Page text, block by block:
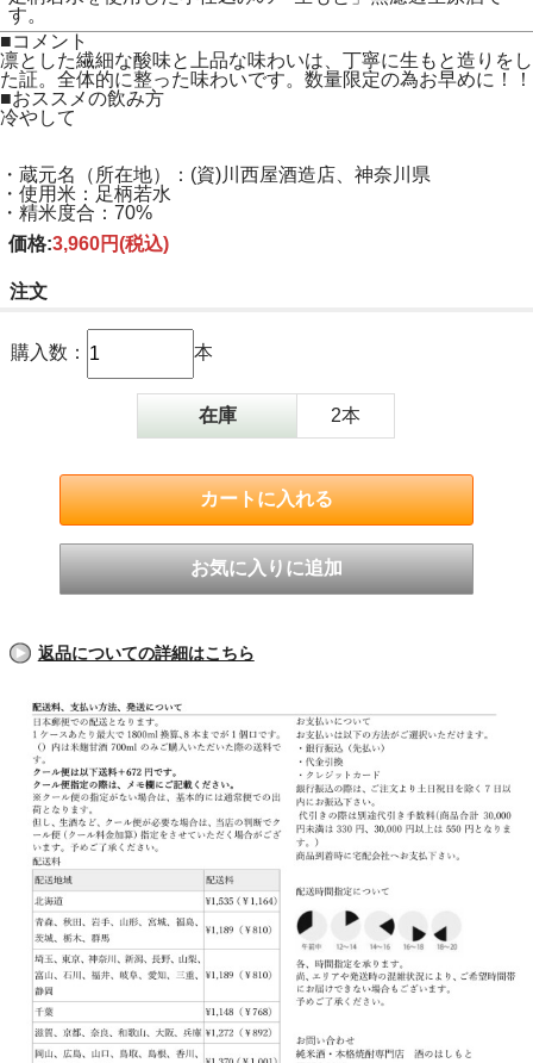
す。
■コメント
凛とした繊細な酸味と上品な味わいは、丁寧に生もと造りをし
た証。全体的に整った味わいです。数量限定の為お早めに！！
■おススメの飲み方
冷やして
・蔵元名（所在地）：(資)川西屋酒造店、神奈川県
・使用米：足柄若水
・精米度合：70%
価格:3,960円(税込)
注文
購入数： 本
在庫 2本
返品についての詳細はこちら